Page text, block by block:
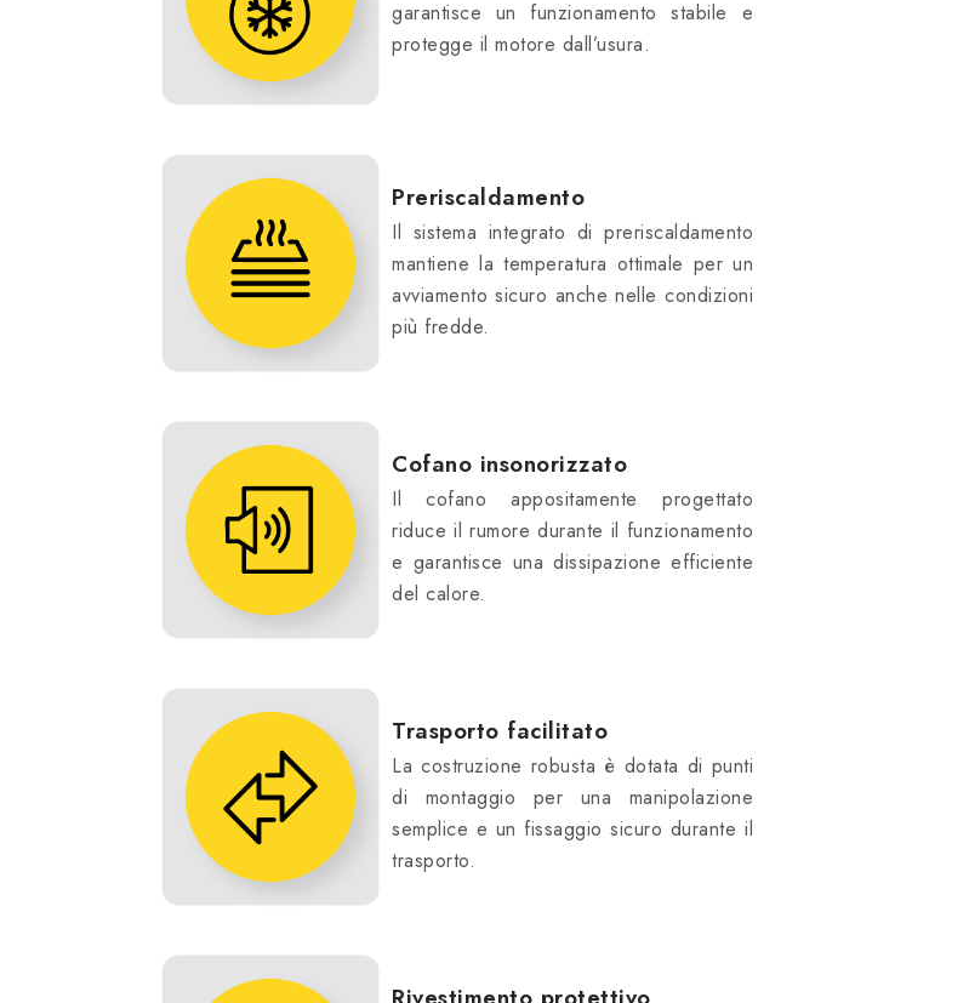
garantisce un funzionamento stabile e
protegge il motore dall’usura.
Preriscaldamento
Il sistema integrato di preriscaldamento
mantiene la temperatura ottimale per un
avviamento sicuro anche nelle condizioni
più fredde.
Cofano insonorizzato
Il cofano appositamente progettato
riduce il rumore durante il funzionamento
e garantisce una dissipazione efficiente
del calore.
Trasporto facilitato
La costruzione robusta è dotata di punti
di montaggio per una manipolazione
semplice e un fissaggio sicuro durante il
trasporto.